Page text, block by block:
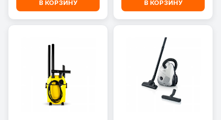
В КОРЗИНУ В КОРЗИНУ